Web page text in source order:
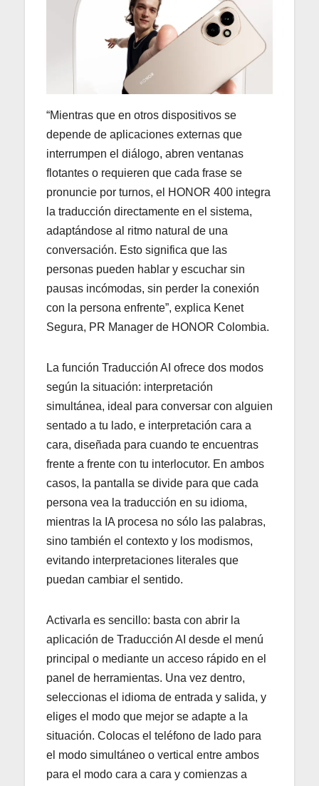
“Mientras que en otros dispositivos se
depende de aplicaciones externas que
interrumpen el diálogo, abren ventanas
flotantes o requieren que cada frase se
pronuncie por turnos, el HONOR 400 integra
la traducción directamente en el sistema,
adaptándose al ritmo natural de una
conversación. Esto significa que las
personas pueden hablar y escuchar sin
pausas incómodas, sin perder la conexión
con la persona enfrente”, explica Kenet
Segura, PR Manager de HONOR Colombia.
La función Traducción AI ofrece dos modos
según la situación: interpretación
simultánea, ideal para conversar con alguien
sentado a tu lado, e interpretación cara a
cara, diseñada para cuando te encuentras
frente a frente con tu interlocutor. En ambos
casos, la pantalla se divide para que cada
persona vea la traducción en su idioma,
mientras la IA procesa no sólo las palabras,
sino también el contexto y los modismos,
evitando interpretaciones literales que
puedan cambiar el sentido.
Activarla es sencillo: basta con abrir la
aplicación de Traducción AI desde el menú
principal o mediante un acceso rápido en el
panel de herramientas. Una vez dentro,
seleccionas el idioma de entrada y salida, y
eliges el modo que mejor se adapte a la
situación. Colocas el teléfono de lado para
el modo simultáneo o vertical entre ambos
para el modo cara a cara y comienzas a